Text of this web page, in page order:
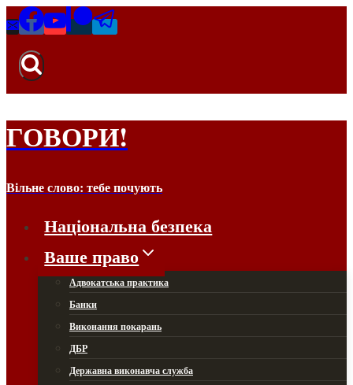
ГОВОРИ!
Вільне слово: тебе почують
Національна безпека
Ваше право
Адвокатська практика
Банки
Виконання покарань
ДБР
Державна виконавча служба